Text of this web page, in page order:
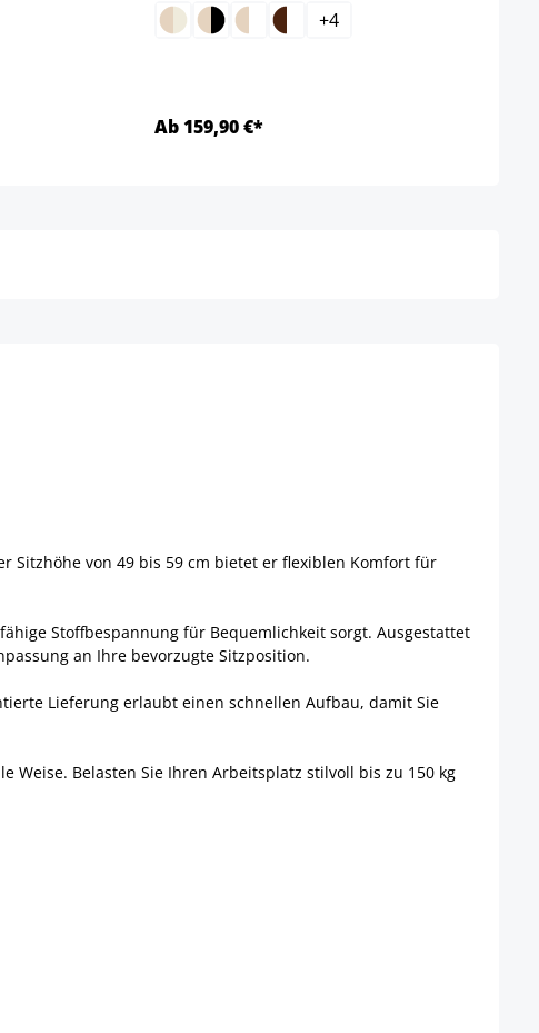
+4
Ab 159,90 €*
Sitzhöhe von 49 bis 59 cm bietet er flexiblen Komfort für
Stoffbespannung für Bequemlichkeit sorgt. Ausgestattet
an Ihre bevorzugte Sitzposition.
Lieferung erlaubt einen schnellen Aufbau, damit Sie
Belasten Sie Ihren Arbeitsplatz stilvoll bis zu 150 kg